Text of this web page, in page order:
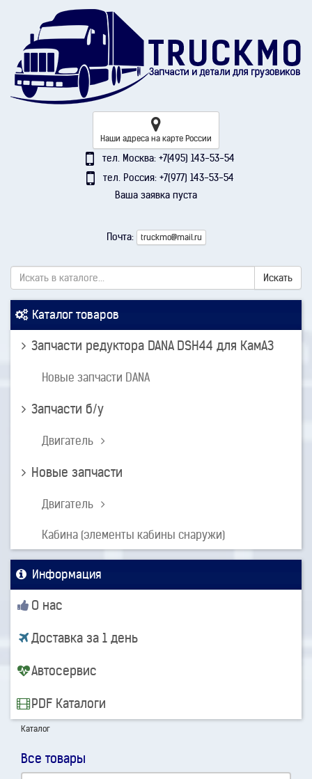
Наши адреса на карте России
тел. Москва: +7(495) 143-53-54
тел. Россия: +7(977) 143-53-54
Ваша заявка пуста
Почта: truckmo@mail.ru
Каталог товаров
Запчасти редуктора DANA DSH44 для КамАЗ
Новые запчасти DANA
Запчасти б/у
Двигатель
Новые запчасти
Двигатель
Кабина (элементы кабины снаружи)
Информация
О нас
Доставка за 1 день
Автосервис
PDF Каталоги
Каталог
Все товары